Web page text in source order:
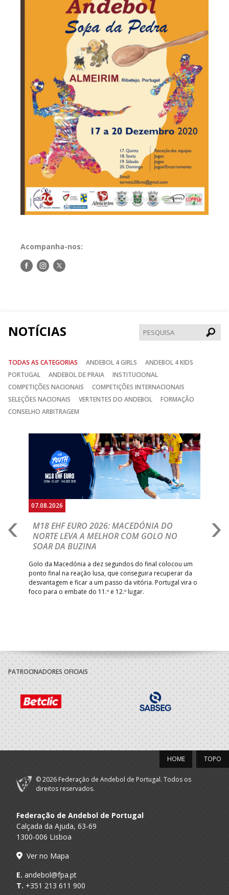
Acompanha-nos:
Siga-Siga-Siga-
NOTÍCIAS
TODAS AS CATEGORIAS ANDEBOL 4 GIRLS
ANDEBOL 4 KIDS
PORTUGAL
ANDEBOL DE PRAIA
INSTITUCIONAL
COMPETIÇÕES NACIONAIS
COMPETIÇÕES INTERNACIONAIS
SELEÇÕES NACIONAIS
VERTENTES DO ANDEBOL
FORMAÇÃO
CONSELHO ARBITRAGEM
07.08.2026
M18 EHF EURO 2026: MACEDÓNIA DO
NORTE LEVA A MELHOR COM GOLO NO
SOAR DA BUZINA
Golo da Macedónia a dez segundos do final colocou um
ponto final na reação lusa, que conseguira recuperar da
desvantagem e ficar a um passo da vitória. Portugal vira o
foco para o embate do 11.º e 12.º lugar.
PATROCINADORES OFICIAIS
TOPO
HOME
© 2026 Federação de Andebol de Portugal. Todos os
direitos reservados.
Federação de Andebol de Portugal
Calçada da Ajuda, 63-69
1300-006 Lisboa
Ver no Mapa
E. andebol@fpa.pt
T. +351 213 611 900